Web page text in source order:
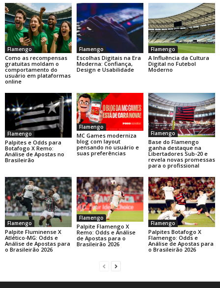
Flamengo
Como as recompensas
gratuitas moldam o
comportamento do
usuário em plataformas
online
Flamengo
Escolhas Digitais na Era
Moderna: Confiança,
Design e Usabilidade
Flamengo
A Influência da Cultura
Digital no Futebol
Moderno
Flamengo
Palpites e Odds para
Botafogo X Remo:
Análise de Apostas no
Brasileirão
Flamengo
MC Games moderniza
blog com layout
pensando no usuário e
suas preferências
Flamengo
Base do Flamengo
ganha destaque na
Libertadores Sub-20 e
revela novas promessas
para o profissional
Flamengo
Palpite Fluminense X
Atlético-MG: Odds e
Análise de Apostas para
o Brasileirão 2026
Flamengo
Palpite Flamengo X
Remo: Odds e Análise
de Apostas para o
Brasileirão 2026
Flamengo
Palpites Botafogo X
Flamengo: Odds e
Análise de Apostas para
o Brasileirão 2026